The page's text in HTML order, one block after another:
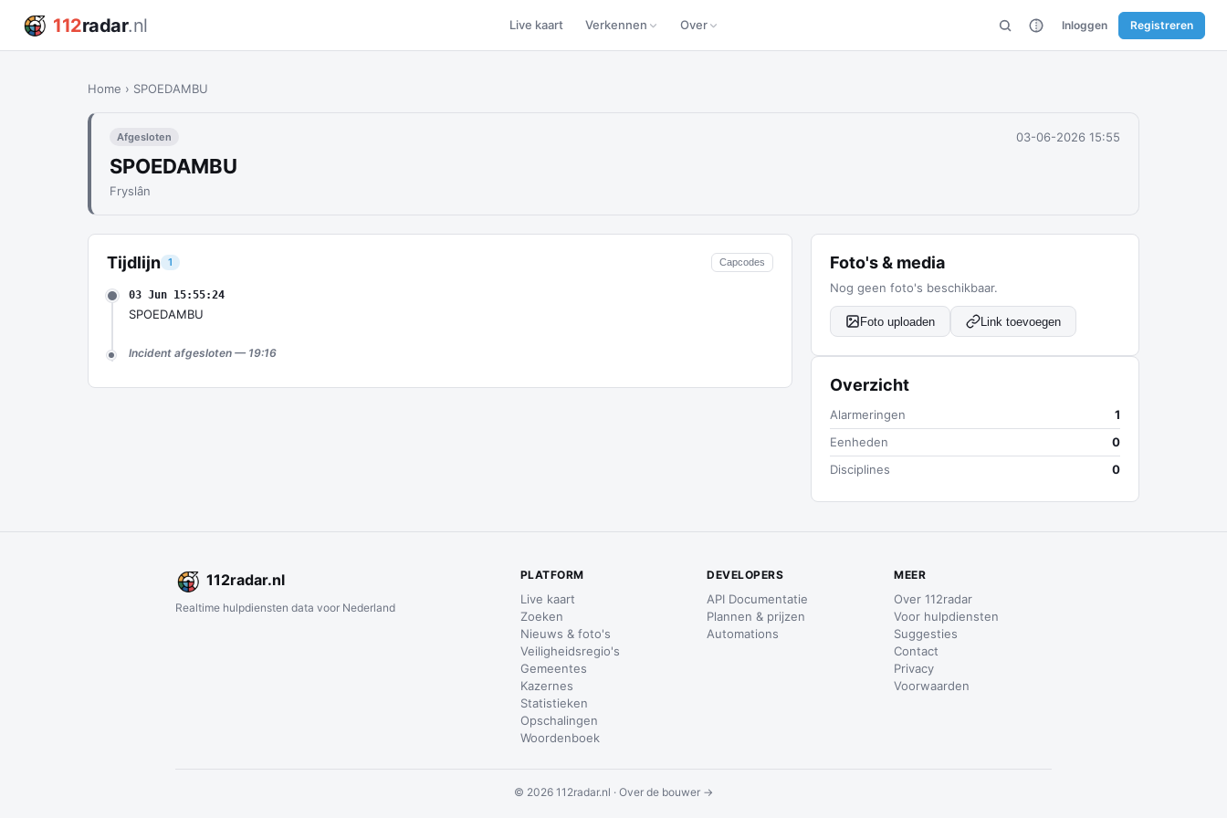
112radar.nl Live kaart Verkennen Over Inloggen Registreren
Home › SPOEDAMBU
Afgesloten 03-06-2026 15:55
SPOEDAMBU
Fryslân
Tijdlijn 1 Capcodes
03 Jun 15:55:24
SPOEDAMBU
Incident afgesloten — 19:16
Foto's & media
Nog geen foto's beschikbaar.
Foto uploaden Link toevoegen
Overzicht
Alarmeringen
1
Eenheden
0
Disciplines
0
112radar.nl
Realtime hulpdiensten data voor Nederland
PLATFORM
Live kaart
Zoeken
Nieuws & foto's
Veiligheidsregio's
Gemeentes
Kazernes
Statistieken
Opschalingen
Woordenboek
DEVELOPERS
API Documentatie
Plannen & prijzen
Automations
MEER
Over 112radar
Voor hulpdiensten
Suggesties
Contact
Privacy
Voorwaarden
© 2026 112radar.nl · Over de bouwer →